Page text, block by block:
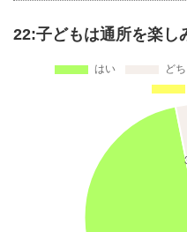
22:子どもは通所を楽し